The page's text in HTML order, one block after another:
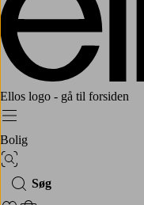
Ellos logo - gå til forsiden
Menu
Bolig
Billedsøgning
Søg